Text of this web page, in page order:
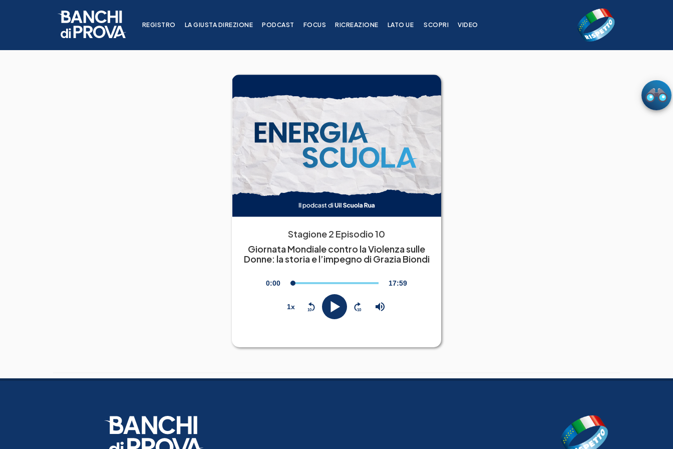
REGISTRO LA GIUSTA DIREZIONE PODCAST FOCUS RICREAZIONE LATO UE SCOPRI VIDEO
Stagione 2 Episodio 10
Giornata Mondiale contro la Violenza sulle
Donne: la storia e l’impegno di Grazia Biondi